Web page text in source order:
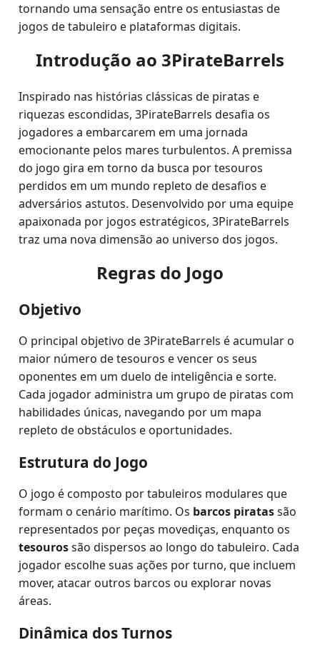
tornando uma sensação entre os entusiastas de
jogos de tabuleiro e plataformas digitais.
Introdução ao 3PirateBarrels
Inspirado nas histórias clássicas de piratas e
riquezas escondidas, 3PirateBarrels desafia os
jogadores a embarcarem em uma jornada
emocionante pelos mares turbulentos. A premissa
do jogo gira em torno da busca por tesouros
perdidos em um mundo repleto de desafios e
adversários astutos. Desenvolvido por uma equipe
apaixonada por jogos estratégicos, 3PirateBarrels
traz uma nova dimensão ao universo dos jogos.
Regras do Jogo
Objetivo
O principal objetivo de 3PirateBarrels é acumular o
maior número de tesouros e vencer os seus
oponentes em um duelo de inteligência e sorte.
Cada jogador administra um grupo de piratas com
habilidades únicas, navegando por um mapa
repleto de obstáculos e oportunidades.
Estrutura do Jogo
O jogo é composto por tabuleiros modulares que
formam o cenário marítimo. Os barcos piratassão
representados por peças movediças, enquanto os
tesourossão dispersos ao longo do tabuleiro. Cada
jogador escolhe suas ações por turno, que incluem
mover, atacar outros barcos ou explorar novas
áreas.
Dinâmica dos Turnos